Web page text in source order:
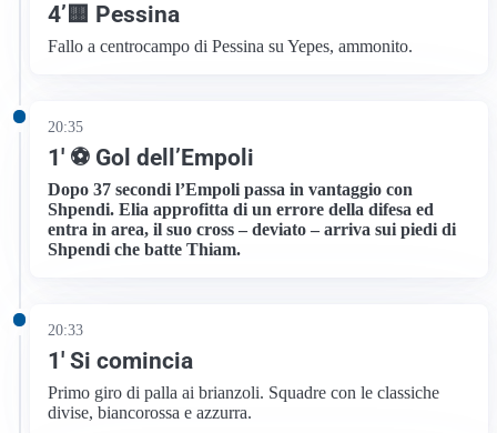
4’🟨 Pessina
Fallo a centrocampo di Pessina su Yepes, ammonito.
20:35
1′ ⚽ Gol dell’Empoli
Dopo 37 secondi l’Empoli passa in vantaggio con
Shpendi. Elia approfitta di un errore della difesa ed
entra in area, il suo cross – deviato – arriva sui piedi di
Shpendi che batte Thiam.
20:33
1′ Si comincia
Primo giro di palla ai brianzoli. Squadre con le classiche
divise, biancorossa e azzurra.